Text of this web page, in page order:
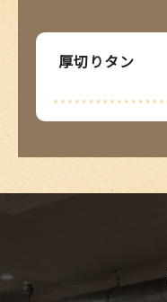
厚切りタン